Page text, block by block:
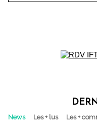
News Les + lus Les +